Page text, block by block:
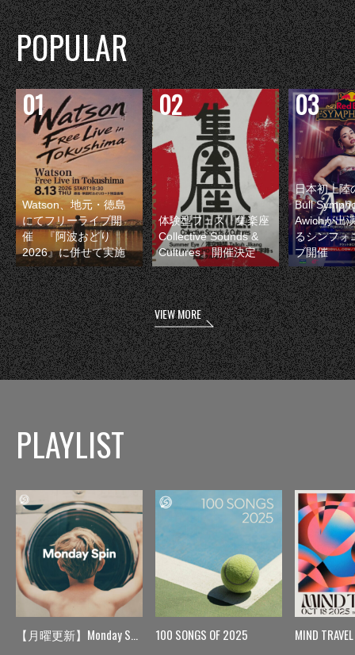
POPULAR
Watson、地元・徳島
にてフリーライブ開
催 『阿波おどり
2026』に併せて実施
体験型フェス『集楽座
Collective Sounds &
Cultures』開催決定
日本初上陸
Bull
Awichが出
るシンフォ
ブ開催
VIEW MORE
PLAYLIST
【月曜更新】Monday Spin 100 SONGS OF 2025 MIND TRAVEL